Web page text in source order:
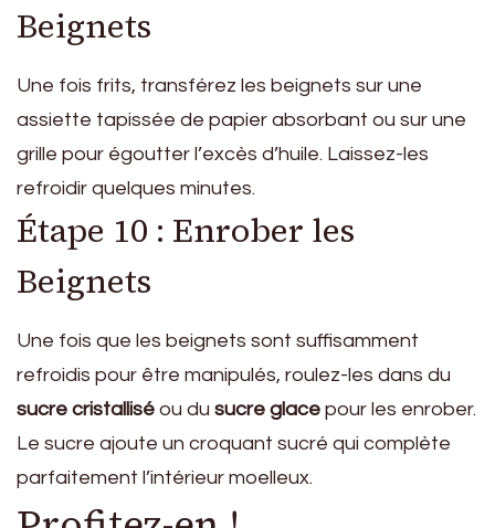
Beignets
Une fois frits, transférez les beignets sur une
assiette tapissée de papier absorbant ou sur une
grille pour égoutter l’excès d’huile. Laissez-les
refroidir quelques minutes.
Étape 10 : Enrober les
Beignets
Une fois que les beignets sont suffisamment
refroidis pour être manipulés, roulez-les dans du
sucre cristallisé ou du sucre glace pour les enrober.
Le sucre ajoute un croquant sucré qui complète
parfaitement l’intérieur moelleux.